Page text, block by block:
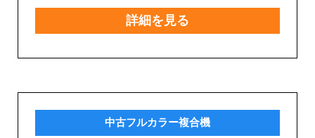
詳細を見る
中古フルカラー複合機